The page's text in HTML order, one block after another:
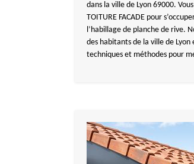
dans la ville de Lyon 69000.
TOITURE FACADE pour
l’habillage de planche de rive.
des habitants de la ville de Lyon
techniques et méthodes pour